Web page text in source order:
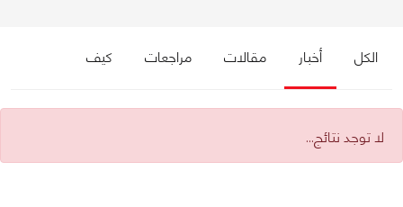
الكل أخبار مقالات مراجعات كيف
لا توجد نتائج...